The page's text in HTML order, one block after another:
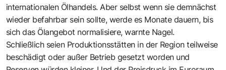
internationalen Ölhandels. Aber selbst wenn sie demnächst
wieder befahrbar sein sollte, werde es Monate dauern, bis
sich das Ölangebot normalisiere, warnte Nagel.
Schließlich seien Produktionsstätten in der Region teilweise
beschädigt oder außer Betrieb gesetzt worden und